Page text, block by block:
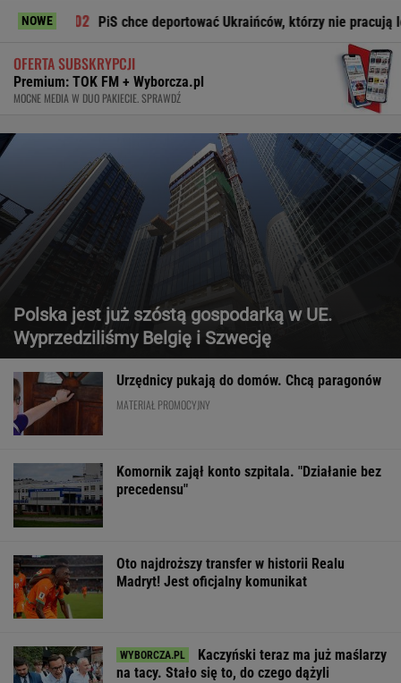
NOWE
PiS chce deportować Ukraińców, którzy nie pracują legalnie
OFERTA SUBSKRYPCJI
Premium: TOK FM + Wyborcza.pl
MOCNE MEDIA W DUO PAKIECIE. SPRAWDŹ
Polska jest już szóstą gospodarką w UE.
Wyprzedziliśmy Belgię i Szwecję
Urzędnicy pukają do domów. Chcą paragonów
MATERIAŁ PROMOCYJNY
Komornik zajął konto szpitala. "Działanie bez
precedensu"
Oto najdroższy transfer w historii Realu
Madryt! Jest oficjalny komunikat
Kaczyński teraz ma już maślarzy
na tacy. Stało się to, do czego dążyli